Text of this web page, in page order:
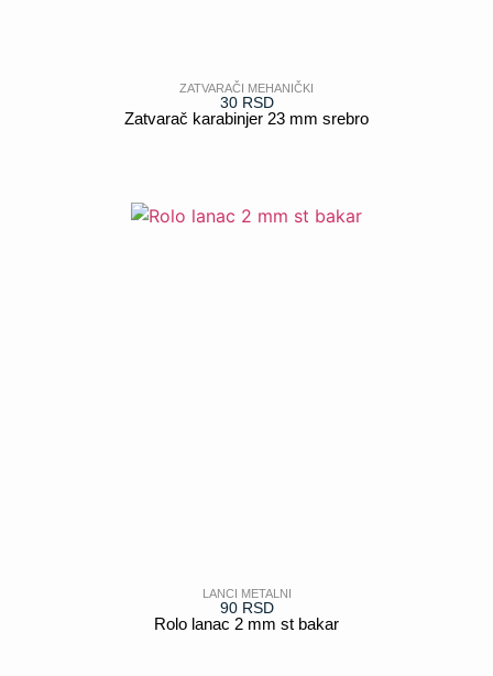
ZATVARAČI MEHANIČKI
30 RSD
Zatvarač karabinjer 23 mm srebro
LANCI METALNI
90 RSD
Rolo lanac 2 mm st bakar